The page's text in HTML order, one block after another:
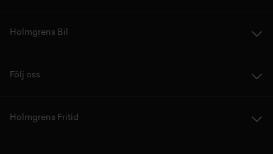
Holmgrens Bil
Följ oss
Holmgrens Fritid